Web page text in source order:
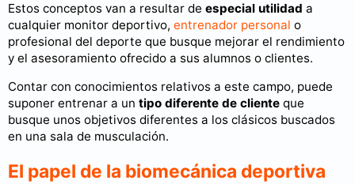
Estos conceptos van a resultar de especial utilidad a
cualquier monitor deportivo, entrenador personal o
profesional del deporte que busque mejorar el rendimiento
y el asesoramiento ofrecido a sus alumnos o clientes.
Contar con conocimientos relativos a este campo, puede
suponer entrenar a un tipo diferente de cliente que
busque unos objetivos diferentes a los clásicos buscados
en una sala de musculación.
El papel de la biomecánica deportiva